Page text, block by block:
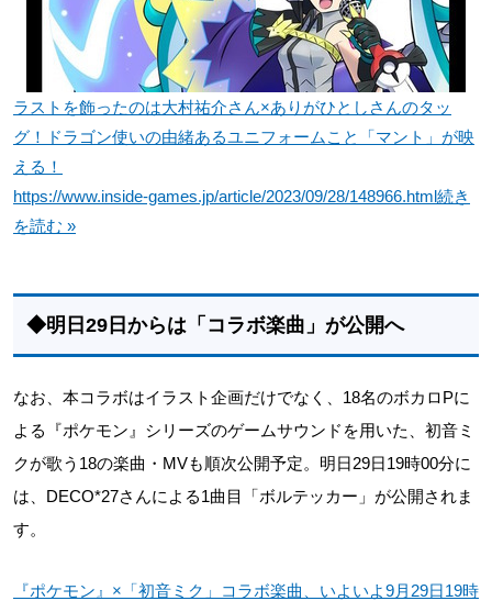
ラストを飾ったのは大村祐介さん×ありがひとしさんのタッ
グ！ドラゴン使いの由緒あるユニフォームこと「マント」が映
える！
https://www.inside-games.jp/article/2023/09/28/148966.html続き
を読む »
◆明日29日からは「コラボ楽曲」が公開へ
なお、本コラボはイラスト企画だけでなく、18名のボカロPに
よる『ポケモン』シリーズのゲームサウンドを用いた、初音ミ
クが歌う18の楽曲・MVも順次公開予定。明日29日19時00分に
は、DECO*27さんによる1曲目「ボルテッカー」が公開されま
す。
『ポケモン』×「初音ミク」コラボ楽曲、いよいよ9月29日19時